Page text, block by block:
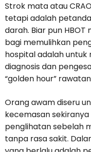
Strok mata atau
tetapi adalah
darah. Biar pun
bagi memulihkan
hospital adalah
diagnosis dan
“golden hour”
Orang awam diseru
kecemasan
penglihatan sebelah
tanpa rasa sakit.